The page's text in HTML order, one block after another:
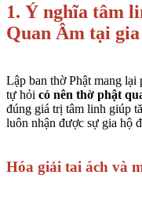
1. Ý nghĩa tâm
Quan Âm tại gia
Lập ban thờ Phật mang
tự hỏi có nên thờ phật
đúng giá trị tâm linh giúp
luôn nhận được sự gia hộ
Hóa giải tai ách và